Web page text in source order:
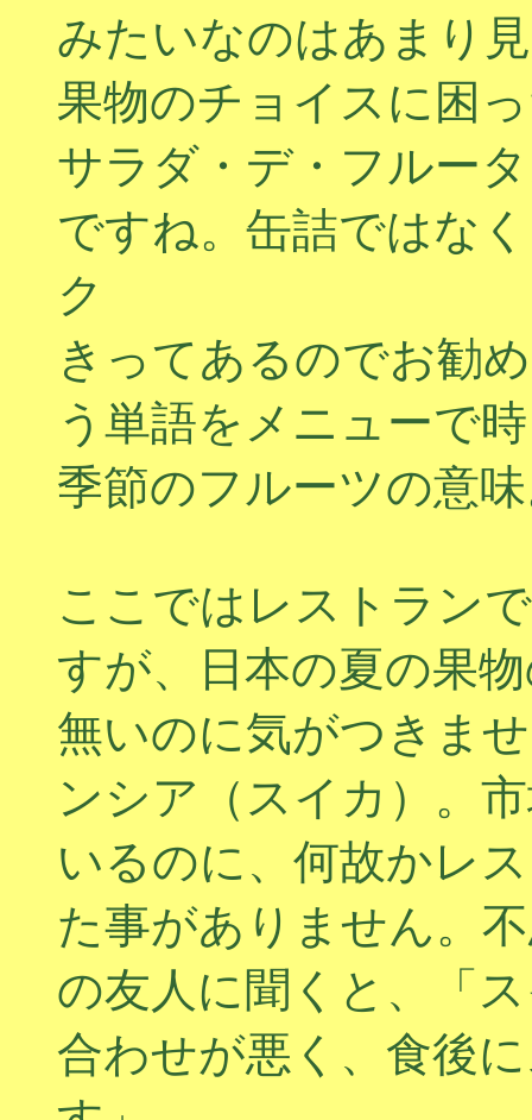
みたいなのはあまり
果物のチョイスに困っ
サラダ・デ・フルー
ですね。缶詰ではな
ク
きってあるのでお勧
う単語をメニューで
季節のフルーツの意
ここではレストラン
すが、日本の夏の果
無いのに気がつきま
ンシア（スイカ）。
いるのに、何故かレ
た事がありません。
の友人に聞くと、「
合わせが悪く、食後